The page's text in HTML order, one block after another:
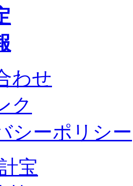
わせ
ク
シーポリシー